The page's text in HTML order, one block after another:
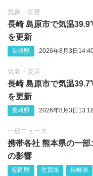
気象・災害
長崎 島原市で気温
を更新
長崎県 2026年8月3日
気象・災害
長崎 島原市で気温
を更新
長崎県 2026年8月3日
一般ニュース
携帯各社 熊本県の一
の影響
福岡県 佐賀県 長崎県